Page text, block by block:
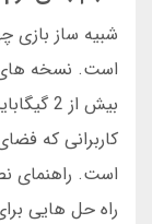
شبیه ساز بازی
است. نسخه های
بیش از
کاربرانی که
راه حل هایی